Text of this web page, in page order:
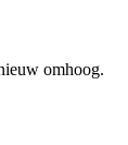
omhoog.